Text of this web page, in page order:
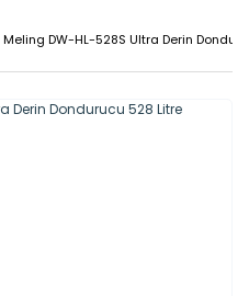
Meling DW-HL-528S Ultra Derin